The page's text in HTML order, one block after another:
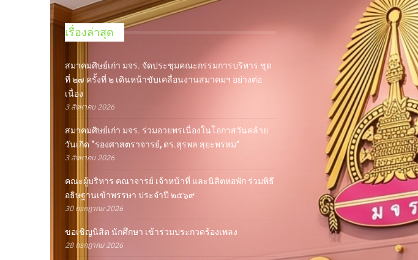
เรื่องล่าสุด
สมาคมศิษย์เก่า มจร. จัดประชุมคณะกรรมการบริหาร ชุด
ที่ ๒๗ ครั้งที่ ๒ เดินหน้าขับเคลื่อนงานสมาคมฯ อย่างต่อ
เนื่อง
3 สิงหาคม 2026
สมาคมศิษย์เก่า มจร. ร่วมอวยพรเนื่องในโอกาสวันคล้าย
วันเกิด “รองศาสตราจารย์, ดร.สุรพล สุยะพรหม”
3 สิงหาคม 2026
คณะผู้บริหาร คณาจารย์ เจ้าหน้าที่ และนิสิตหอพัก ร่วมพิธี
อธิษฐานเข้าพรรษา ประจำปี ๒๕๖๙
30 กรกฎาคม 2026
ขอเชิญนิสิต นักศึกษา เข้าร่วมประกวดร้องเพลง
28 กรกฎาคม 2026